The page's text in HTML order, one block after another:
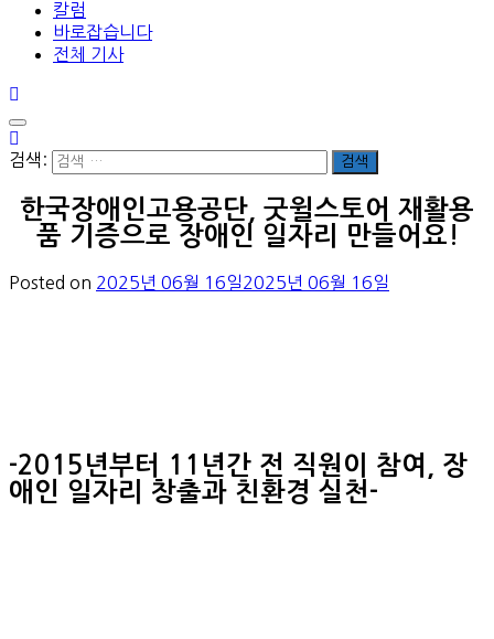
칼럼
바로잡습니다
전체 기사
검색:
한국장애인고용공단, 굿윌스토어 재활용
품 기증으로 장애인 일자리 만들어요!
Posted on 2025년 06월 16일2025년 06월 16일
-2015년부터 11년간 전 직원이 참여, 장
애인 일자리 창출과 친환경 실천-